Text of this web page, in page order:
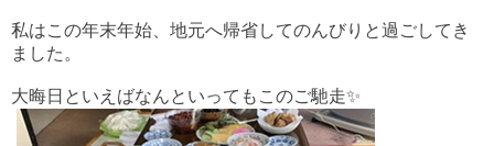
私はこの年末年始、地元へ帰省してのんびりと過ごしてき
ました。
大晦日といえばなんといってもこのご馳走✨